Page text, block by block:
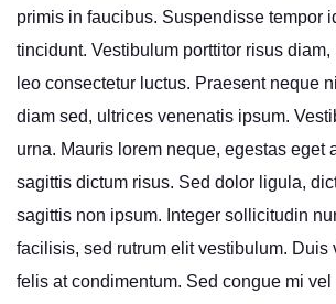
primis in faucibus. Suspendisse tempor
tincidunt. Vestibulum porttitor risus
leo consectetur luctus. Praesent neque
diam sed, ultrices venenatis ipsum.
urna. Mauris lorem neque, egestas eget
sagittis dictum risus. Sed dolor ligula,
sagittis non ipsum. Integer sollicitudin
facilisis, sed rutrum elit vestibulum. Duis
felis at condimentum. Sed congue mi vel